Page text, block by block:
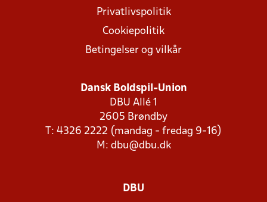
Privatlivspolitik
Cookiepolitik
Betingelser og vilkår
Dansk Boldspil-Union
DBU Allé 1
2605 Brøndby
T: 4326 2222 (mandag - fredag 9-16)
M: dbu@dbu.dk
DBU